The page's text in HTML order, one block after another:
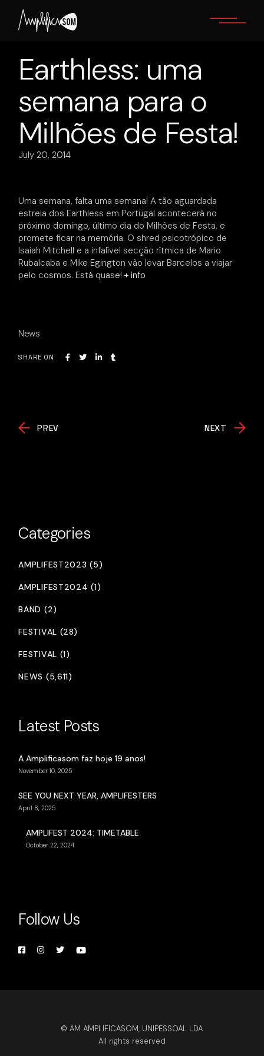
content
Earthless: uma
semana para o
Milhões de Festa!
July 20, 2014
Uma semana, falta uma semana! A tão aguardada
estreia dos Earthless em Portugal acontecerá no
próximo domingo, último dia do Milhões de Festa, e
promete ficar na memória. O shred psicotrópico de
Isaiah Mitchell e a infalível secção rítmica de Mario
Rubalcaba e Mike Egington vão levar Barcelos a viajar
pelo cosmos. Está quase!+ info
News
SHARE ON
PREV NEXT
Categories
AMPLIFEST2023 (5)
AMPLIFEST2024 (1)
BAND (2)
FESTIVAL (28)
FESTIVAL (1)
NEWS (5,611)
Latest Posts
A Amplificasom faz hoje 19 anos!
November 10, 2025
SEE YOU NEXT YEAR, AMPLIFESTERS
April 8, 2025
AMPLIFEST 2024: TIMETABLE
October 22, 2024
Follow Us
© AM AMPLIFICASOM, UNIPESSOAL LDA
All rights reserved